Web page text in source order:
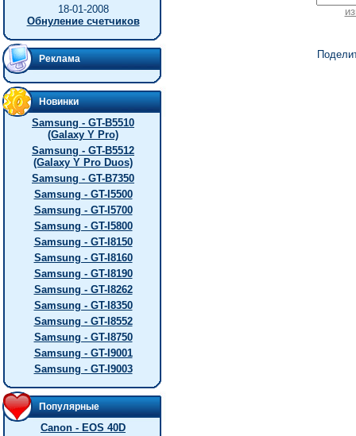
18-01-2008
Обнуление счетчиков
Реклама
Новинки
Samsung - GT-B5510
(Galaxy Y Pro)
Samsung - GT-B5512
(Galaxy Y Pro Duos)
Samsung - GT-B7350
Samsung - GT-I5500
Samsung - GT-I5700
Samsung - GT-I5800
Samsung - GT-I8150
Samsung - GT-I8160
Samsung - GT-I8190
Samsung - GT-I8262
Samsung - GT-I8350
Samsung - GT-I8552
Samsung - GT-I8750
Samsung - GT-I9001
Samsung - GT-I9003
Популярные
Canon - EOS 40D